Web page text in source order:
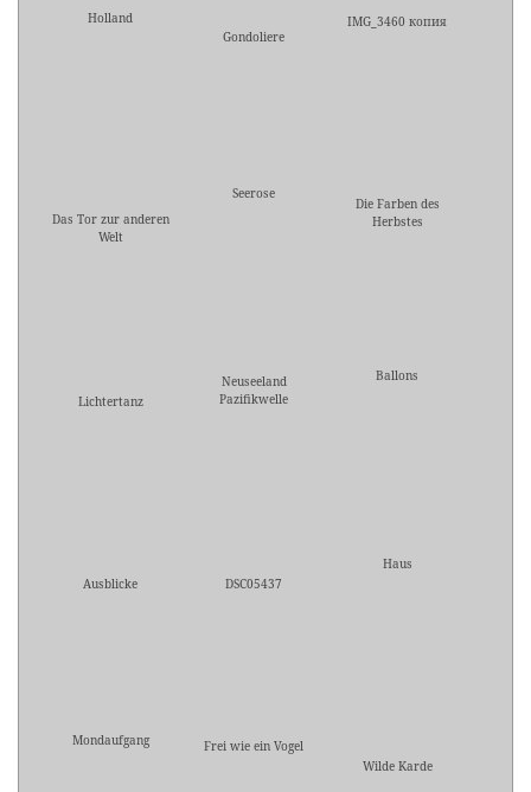
Holland
Gondoliere
IMG_3460 копия
Das Tor zur anderen
Welt
Seerose
Die Farben des
Herbstes
Lichtertanz
Neuseeland
Pazifikwelle
Ballons
Ausblicke DSC05437
Haus
Mondaufgang
Frei wie ein Vogel
Wilde Karde